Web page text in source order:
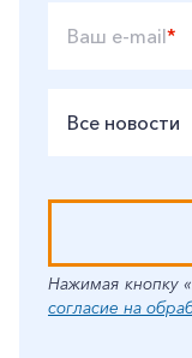
Ваш e-mail*
Все новости
Нажимая кнопку
согласие на